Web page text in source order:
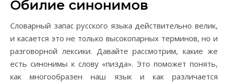
Обилие синонимов
Словарный запас русского языка действительно велик,
и касается это не только высокопарных терминов, но и
разговорной лексики. Давайте рассмотрим, какие же
есть синонимы к слову «пизда». Это поможет понять,
как многообразен наш язык и как различается